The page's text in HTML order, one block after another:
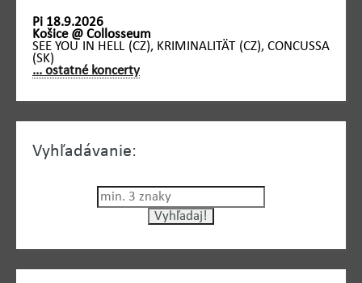
Pi 18.9.2026
Košice @ Collosseum
SEE YOU IN HELL (CZ), KRIMINALITÄT (CZ), CONCUSSA
(SK)
... ostatné koncerty
Vyhľadávanie: